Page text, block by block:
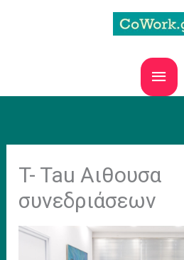
MAIN
T- Tau Αιθουσα
συνεδριάσεων